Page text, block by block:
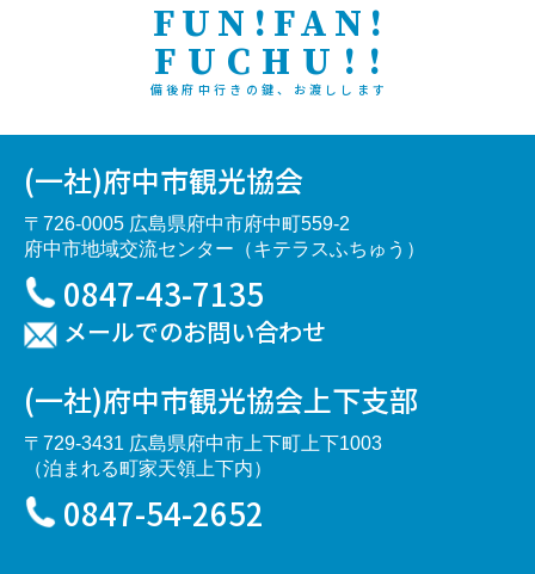
FUN!FAN!
FUCHU!!
備後府中行きの鍵、お渡しします
(一社)府中市観光協会
〒726-0005 広島県府中市府中町559-2
府中市地域交流センター（キテラスふちゅう）
0847-43-7135
メールでのお問い合わせ
(一社)府中市観光協会上下支部
〒729-3431 広島県府中市上下町上下1003
（泊まれる町家天領上下内）
0847-54-2652